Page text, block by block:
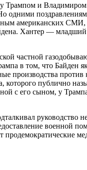
Трампом и
одними
американских СМИ,
Хантер —
частной
в том, что Байден
производства
публично
с его сыном, у
руководство
военной